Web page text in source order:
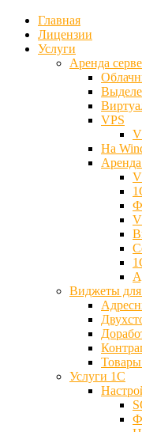
Главная
Лицензии
Услуги
Аренда
VPS
На
Виджеты
Услуги 1С